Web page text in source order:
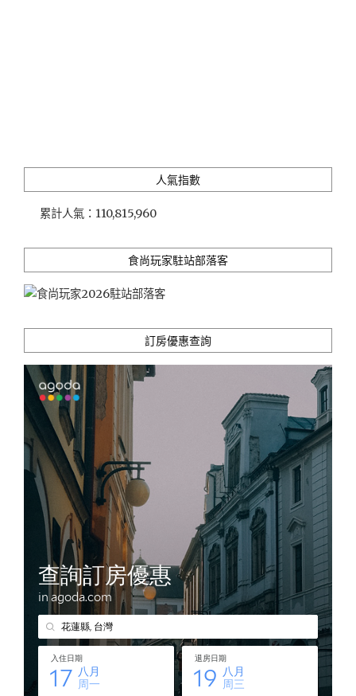
人氣指數
累計人氣： 110,815,960
食尚玩家駐站部落客
訂房優惠查詢